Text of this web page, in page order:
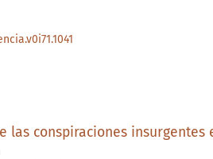
las conspiraciones insurgentes